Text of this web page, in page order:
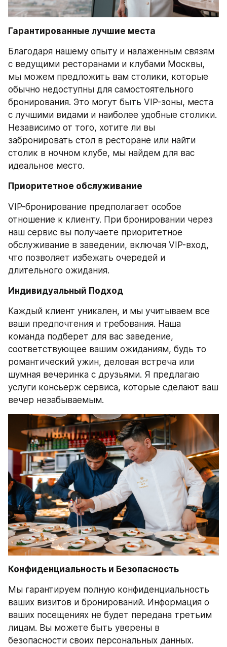
Гарантированные лучшие места
Благодаря нашему опыту и налаженным связям
с ведущими ресторанами и клубами Москвы,
мы можем предложить вам столики, которые
обычно недоступны для самостоятельного
бронирования. Это могут быть VIP-зоны, места
с лучшими видами и наиболее удобные столики.
Независимо от того, хотите ли вы
забронировать стол в ресторане или найти
столик в ночном клубе, мы найдем для вас
идеальное место.
Приоритетное обслуживание
VIP-бронирование предполагает особое
отношение к клиенту. При бронировании через
наш сервис вы получаете приоритетное
обслуживание в заведении, включая VIP-вход,
что позволяет избежать очередей и
длительного ожидания.
Индивидуальный Подход
Каждый клиент уникален, и мы учитываем все
ваши предпочтения и требования. Наша
команда подберет для вас заведение,
соответствующее вашим ожиданиям, будь то
романтический ужин, деловая встреча или
шумная вечеринка с друзьями. Я предлагаю
услуги консьерж сервиса, которые сделают ваш
вечер незабываемым.
Конфиденциальность и Безопасность
Мы гарантируем полную конфиденциальность
ваших визитов и бронирований. Информация о
ваших посещениях не будет передана третьим
лицам. Вы можете быть уверены в
безопасности своих персональных данных.